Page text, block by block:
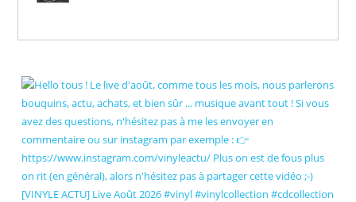
[VINYLE ACTU] Live Août 2026 #vinyl #vinylcollection #cdcollection